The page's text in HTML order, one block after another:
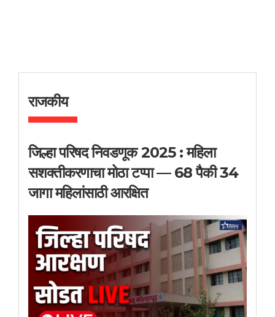
राजकीय
जिल्हा परिषद निवडणूक 2025 : महिला
सशक्तीकरणाचा मोठा टप्पा — 68 पैकी 34
जागा महिलांसाठी आरक्षित